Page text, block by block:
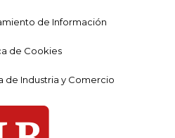
de Información
de Cookies
de Industria y Comercio